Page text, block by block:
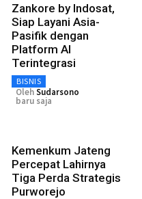
Zankore by Indosat,
Siap Layani Asia-
Pasifik dengan
Platform AI
Terintegrasi
BISNIS
OlehSudarsono
baru saja
Kemenkum Jateng
Percepat Lahirnya
Tiga Perda Strategis
Purworejo